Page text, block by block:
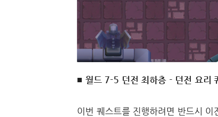
■ 월드 7-5 던전 최하층 - 던전 요리
이번 퀘스트를 진행하려면 반드시